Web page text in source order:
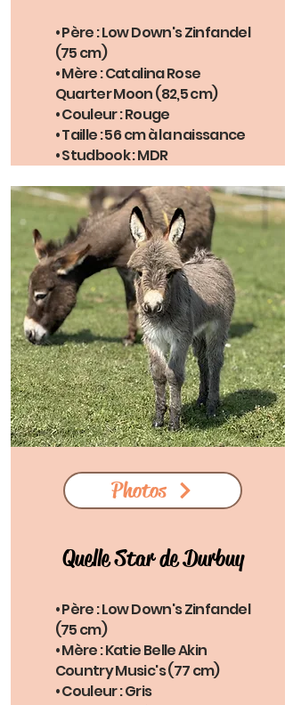
• Père : Low Down's Zinfandel
(75 cm)
• Mère : Catalina Rose
Quarter Moon (82,5 cm)
• Couleur : Rouge
• Taille : 56 cm à la naissance
• Studbook : MDR
Photos
Quelle Star de Durbuy
• Père : Low Down's Zinfandel
(75 cm)
• Mère : Katie Belle Akin
Country Music's (77 cm)
• Couleur : Gris